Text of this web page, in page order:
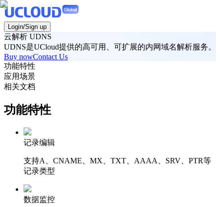
Login/Sign up
云解析 UDNS
UDNS是UCloud提供的高可用、可扩展的内网域名解析服务。
Buy nowContact Us
功能特性
应用场景
相关文档
功能特性
记录编辑
支持A、CNAME、MX、TXT、AAAA、SRV、PTR等
记录类型
数据监控